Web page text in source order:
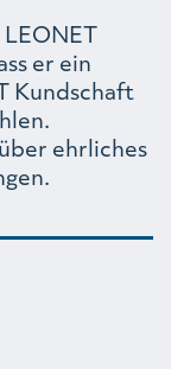
er ein
Kundschaft
ehrliches